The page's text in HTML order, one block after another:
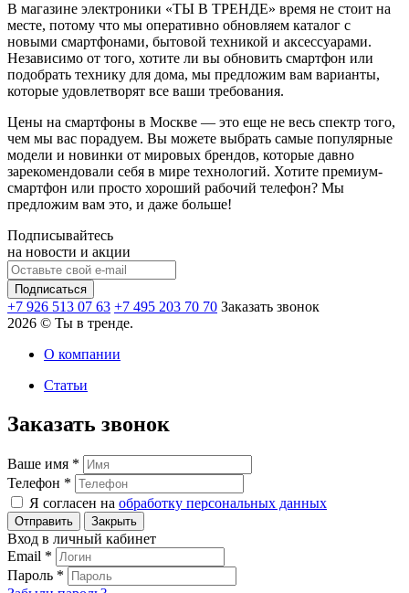
В магазине электроники «ТЫ В ТРЕНДЕ» время не стоит на
месте, потому что мы оперативно обновляем каталог с
новыми смартфонами, бытовой техникой и аксессуарами.
Независимо от того, хотите ли вы обновить смартфон или
подобрать технику для дома, мы предложим вам варианты,
которые удовлетворят все ваши требования.
Цены на смартфоны в Москве — это еще не весь спектр того,
чем мы вас порадуем. Вы можете выбрать самые популярные
модели и новинки от мировых брендов, которые давно
зарекомендовали себя в мире технологий. Хотите премиум-
смартфон или просто хороший рабочий телефон? Мы
предложим вам это, и даже больше!
Подписывайтесь
на новости и акции
+7 926 513 07 63 +7 495 203 70 70 Заказать звонок
2026 © Ты в тренде.
О компании
Статьи
Заказать звонок
Ваше имя *
Телефон *
Я согласен на обработку персональных данных
Закрыть
Вход в личный кабинет
Email *
Пароль *